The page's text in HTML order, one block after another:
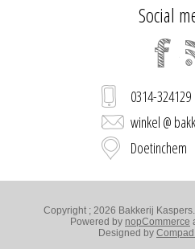
Social
0314-324129
winkel @
Doetinchem
Copyright ; 2026 Bakkerij
Powered by nopCommerce
Designed by